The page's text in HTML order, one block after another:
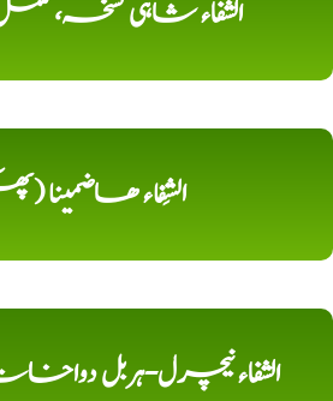
الشفاء شاہی نسخہ،
الشِفاء ھاضمینا
الشفاء نیچرل-ہربل